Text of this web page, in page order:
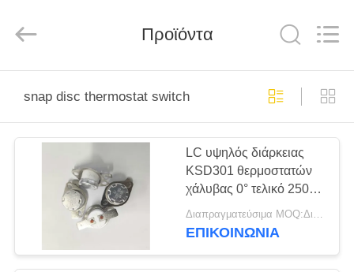
ΠΡΟΪΌΝΤΑ
ΒΊΝΤΕΟ
ΕΜΦΆΝΙΣΗ
VR
Rights
Προϊόντα
snap disc thermostat switch
LC υψηλός διάρκειας
KSD301 θερμοστατών
χάλυβας 0° τελικό 250V
16A περίπτωσης
κατασκευαστών
Διαπραγματεύσιμα MOQ:Διαπραγματεύσιμο
ΕΠΙΚΟΙΝΩΝΊΑ